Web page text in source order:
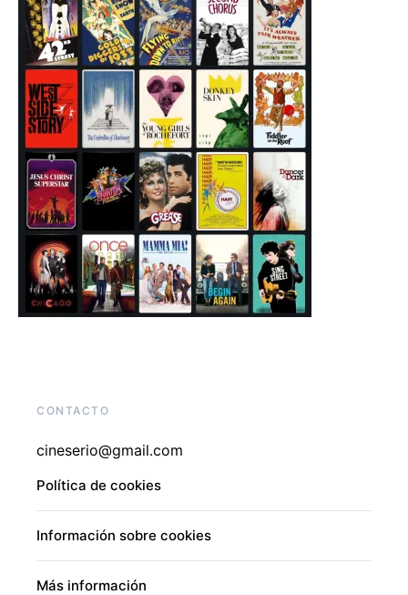
CONTACTO
cineserio@gmail.com
Política de cookies
Información sobre cookies
Más información